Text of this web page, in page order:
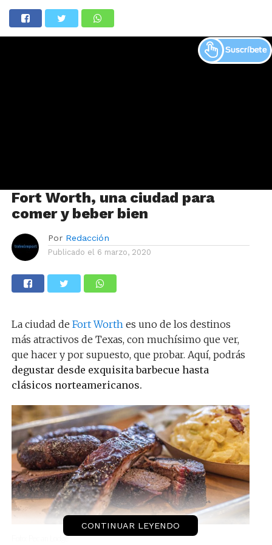
Fort Worth, una ciudad para
comer y beber bien
Por Redacción
Publicado el 6 marzo, 2020
La ciudad de Fort Worthes uno de los destinos
más atractivos de Texas, con muchísimo que ver,
que hacer y por supuesto, que probar. Aquí, podrás
degustar desde exquisita barbecue hasta
clásicos norteamericanos.
Foto: Pecan Lodge
CONTINUAR LEYENDO